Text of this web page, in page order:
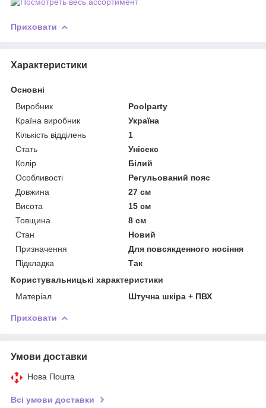
Приховати
Характеристики
Основні
Виробник
Poolparty
Країна виробник
Україна
Кількість відділень
1
Стать
Унісекс
Колір
Білий
Особливості
Регульований пояс
Довжина
27 см
Висота
15 см
Товщина
8 см
Стан
Новий
Призначення
Для повсякденного носіння
Підкладка
Так
Користувальницькі характеристики
Матеріал
Штучна шкіра + ПВХ
Приховати
Умови доставки
Нова Пошта
Всі умови доставки